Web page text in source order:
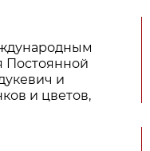
Постоянной
и
и цветов,